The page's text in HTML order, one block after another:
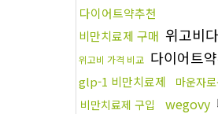
다이어트약추천
비만치료제 구매 위고비
위고비 가격 비교 다이어트
glp-1 비만치료제
마운자
비만치료제 구입 wegovy